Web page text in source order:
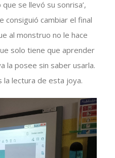
se llevó su sonrisa’,
consiguió cambiar el final
al monstruo no le hace
solo tiene que aprender
la posee sin saber usarla.
lectura de esta joya.